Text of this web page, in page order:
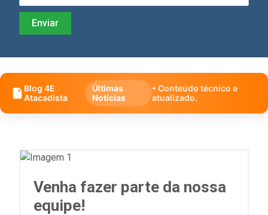
Blog 4E
Atacadista
Últimas
Notícias
• Conteúdo técnico e
atualizado.
Venha fazer parte da nossa
equipe!